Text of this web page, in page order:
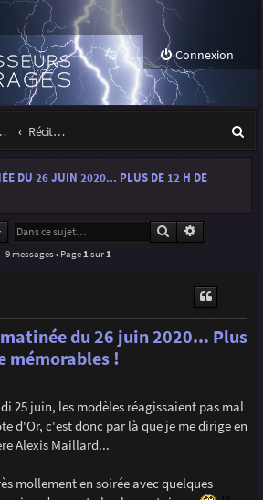
Connexion
Récits et photos d'orages
e
h
h
DU 26 JUIN 2020... PLUS DE 12 H DE
Rechercher
9 messages • Page 1 sur 1
du 26 juin 2020... Plus
mémorables !
25 juin, les modèles réagissaient pas mal
d'Or, c'est donc par là que je me dirige en
Alexis Maillard...
mollement en soirée avec quelques